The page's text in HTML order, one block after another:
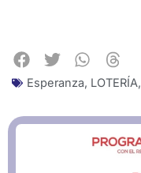
Esperanza, LOTERÍA,